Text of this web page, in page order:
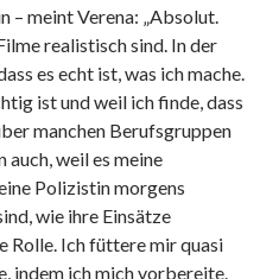
meint Verena: „Absolut.
realistisch sind. In der
es echt ist, was ich mache.
ist und weil ich finde, dass
manchen Berufsgruppen
auch, weil es meine
Polizistin morgens
wie ihre Einsätze
Rolle. Ich füttere mir quasi
indem ich mich vorbereite.